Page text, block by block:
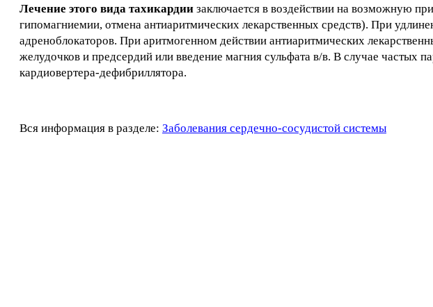
Лечение этого вида тахикардии заключается в воздействии на возможную
гипомагниемии, отмена антиаритмических лекарственных средств). При
адреноблокаторов. При аритмогенном действии антиаритмических
желудочков и предсердий или введение магния сульфата в/в. В случае частых
кардиовертера-дефибриллятора.
Вся информация в разделе: Заболевания сердечно-сосудистой системы